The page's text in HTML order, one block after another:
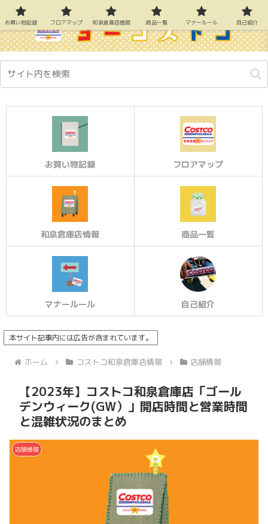
お買い物記録 フロアマップ
和泉倉庫店情報 商品一覧
マナールール 自己紹介
本サイト記事内には広告が含まれています。
ホーム コストコ和泉倉庫店情報 店舗情報
【2023年】コストコ和泉倉庫店「ゴール
デンウィーク(GW）」開店時間と営業時間
と混雑状況のまとめ
店舗情報
お買い物記録 フロアマップ 和泉倉庫店情報 商品一覧 マナールール 自己紹介